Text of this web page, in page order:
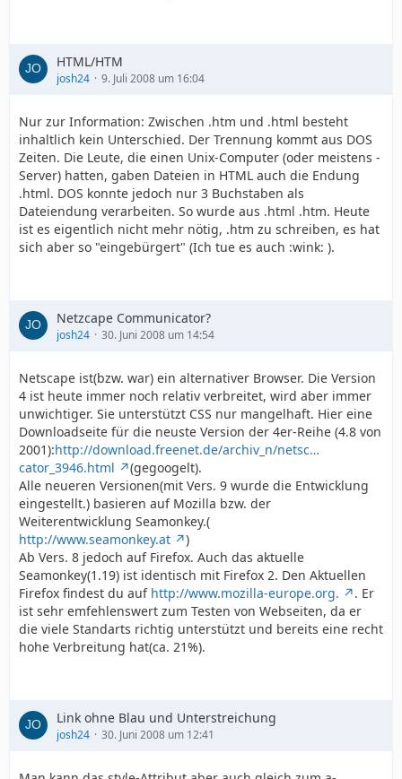
HTML/HTM
josh24 9. Juli 2008 um 16:04
Nur zur Information: Zwischen .htm und .html besteht
inhaltlich kein Unterschied. Der Trennung kommt aus DOS
Zeiten. Die Leute, die einen Unix-Computer (oder meistens -
Server) hatten, gaben Dateien in HTML auch die Endung
.html. DOS konnte jedoch nur 3 Buchstaben als
Dateiendung verarbeiten. So wurde aus .html .htm. Heute
ist es eigentlich nicht mehr nötig, .htm zu schreiben, es hat
sich aber so "eingebürgert" (Ich tue es auch :wink: ).
Netzcape Communicator?
josh24 30. Juni 2008 um 14:54
Netscape ist(bzw. war) ein alternativer Browser. Die Version
4 ist heute immer noch relativ verbreitet, wird aber immer
unwichtiger. Sie unterstützt CSS nur mangelhaft. Hier eine
Downloadseite für die neuste Version der 4er-Reihe (4.8 von
2001):http://download.freenet.de/archiv_n/netsc…
cator_3946.html
(gegoogelt).
Alle neueren Versionen(mit Vers. 9 wurde die Entwicklung
eingestellt.) basieren auf Mozilla bzw. der
Weiterentwicklung Seamonkey.(
http://www.seamonkey.at
)
Ab Vers. 8 jedoch auf Firefox. Auch das aktuelle
Seamonkey(1.19) ist identisch mit Firefox 2. Den Aktuellen
Firefox findest du auf http://www.mozilla-europe.org.
. Er
ist sehr emfehlenswert zum Testen von Webseiten, da er
die viele Standarts richtig unterstützt und bereits eine recht
hohe Verbreitung hat(ca. 21%).
Link ohne Blau und Unterstreichung
josh24 30. Juni 2008 um 12:41